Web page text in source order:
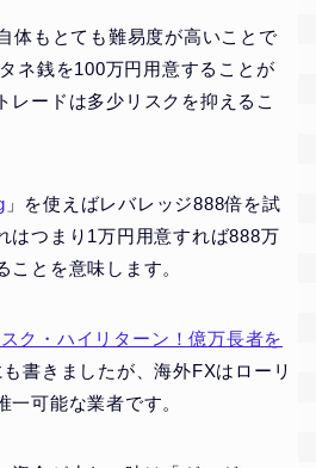
体もとても難易度が高いことで
ネ銭を100万円用意することが
レードは多少リスクを抑えるこ
」を使えばレバレッジ888倍を試
はつまり1万円用意すれば888万
ことを意味します。
ク・ハイリターン！億万長者を
も書きましたが、海外FXはローリ
一可能な業者です。